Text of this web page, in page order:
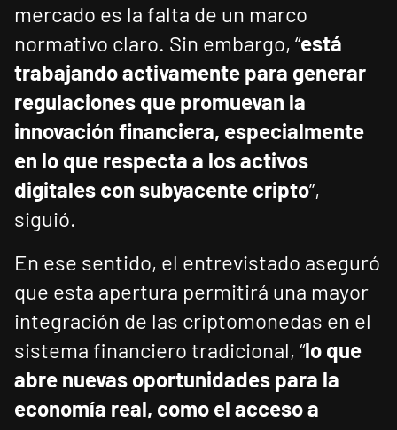
mercado es la falta de un marco
normativo claro. Sin embargo, “está
trabajando activamente para generar
regulaciones que promuevan la
innovación financiera, especialmente
en lo que respecta a los activos
digitales con subyacente cripto”,
siguió.
En ese sentido, el entrevistado aseguró
que esta apertura permitirá una mayor
integración de las criptomonedas en el
sistema financiero tradicional, “lo que
abre nuevas oportunidades para la
economía real, como el acceso a